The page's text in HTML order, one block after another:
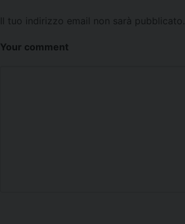
Il tuo indirizzo email non sarà pubblicato.
Your comment